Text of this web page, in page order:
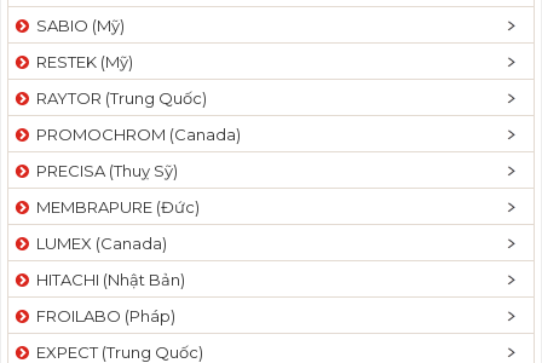
SABIO (Mỹ)
RESTEK (Mỹ)
RAYTOR (Trung Quốc)
PROMOCHROM (Canada)
PRECISA (Thuỵ Sỹ)
MEMBRAPURE (Đức)
LUMEX (Canada)
HITACHI (Nhật Bản)
FROILABO (Pháp)
EXPECT (Trung Quốc)